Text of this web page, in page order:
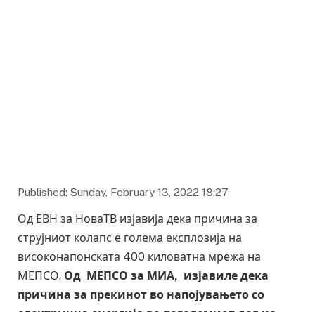
Published: Sunday, February 13, 2022 18:27
Од ЕВН за НоваТВ изјавија дека причина за
струјниот колапс е голема експлозија на
високонапонската 400 киловатна мрежа на
МЕПСО. Од МЕПСО за МИА, изјавиле дека
причина за прекинот во напојувањето со